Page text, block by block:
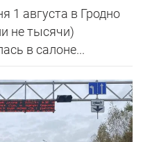
1 августа в Гродно
не тысячи)
в салоне...